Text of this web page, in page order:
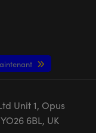
Unit 1, Opus
6BL, UK